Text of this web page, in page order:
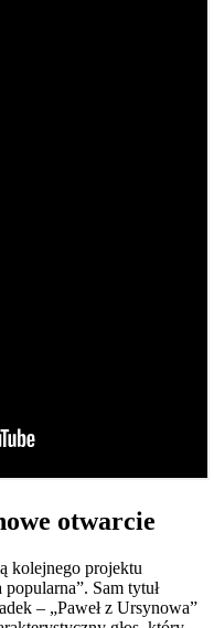
otwarcie
kolejnego projektu
Sam tytuł
– „Paweł z Ursynowa”